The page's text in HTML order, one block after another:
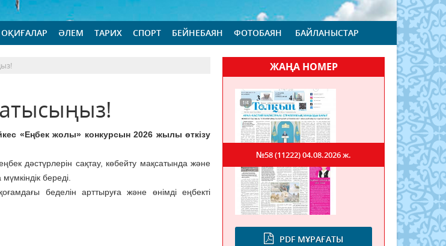
ОҚИҒАЛАР ӘЛЕМ ТАРИХ СПОРТ БЕЙНЕБАЯН ФОТОБАЯН БАЙЛАНЫСТАР
«Еңбек жолы» конкурсын 2026 жылы өткізу
дәстүрлерін сақтау, кө­бейту мақ­­сатында және
береді.
беделін арттыруға және өнімді еңбекті
ЖАҢА НОМЕР
PDF МҰРАҒАТЫ
№58 (11222)04.08.2026 ж.